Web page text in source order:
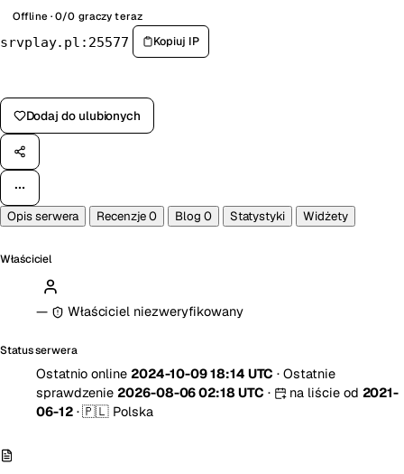
Offline · 0/0 graczy teraz
srvplay.pl:25577 Kopiuj IP
Dodaj do ulubionych
Opis serwera Recenzje0 Blog 0 Statystyki Widżety
Właściciel
— Właściciel niezweryfikowany
Status serwera
Ostatnio online 2024-10-09 18:14 UTC · Ostatnie
sprawdzenie 2026-08-06 02:18 UTC · na liście od 2021-
06-12 · 🇵🇱 Polska